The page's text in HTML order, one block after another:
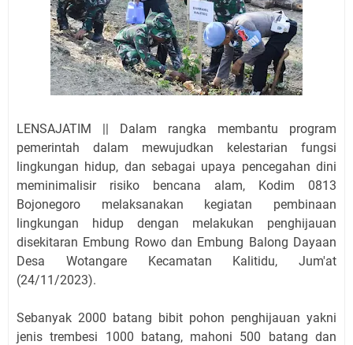
LENSAJATIM || Dalam rangka membantu program
pemerintah dalam mewujudkan kelestarian fungsi
lingkungan hidup, dan sebagai upaya pencegahan dini
meminimalisir risiko bencana alam, Kodim 0813
Bojonegoro melaksanakan kegiatan pembinaan
lingkungan hidup dengan melakukan penghijauan
disekitaran Embung Rowo dan Embung Balong Dayaan
Desa Wotangare Kecamatan Kalitidu, Jum'at
(24/11/2023).
Sebanyak 2000 batang bibit pohon penghijauan yakni
jenis trembesi 1000 batang, mahoni 500 batang dan